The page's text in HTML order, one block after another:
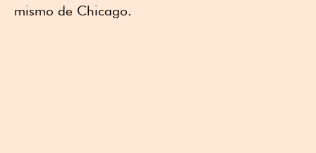
mismo de Chicago.